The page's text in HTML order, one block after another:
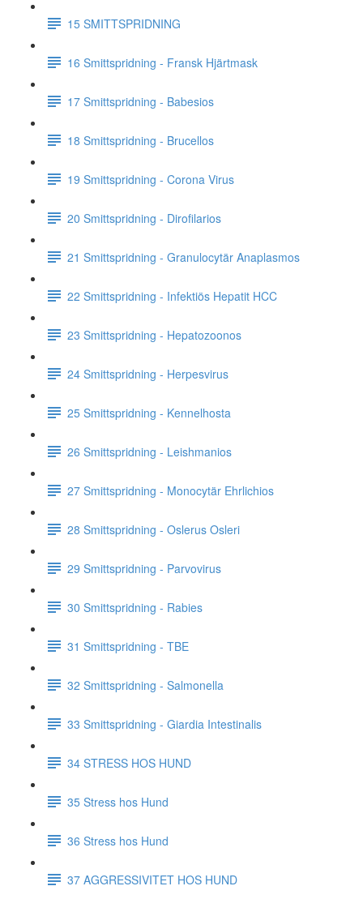
15 SMITTSPRIDNING
16 Smittspridning - Fransk Hjärtmask
17 Smittspridning - Babesios
18 Smittspridning - Brucellos
19 Smittspridning - Corona Virus
20 Smittspridning - Dirofilarios
21 Smittspridning - Granulocytär Anaplasmos
22 Smittspridning - Infektiös Hepatit HCC
23 Smittspridning - Hepatozoonos
24 Smittspridning - Herpesvirus
25 Smittspridning - Kennelhosta
26 Smittspridning - Leishmanios
27 Smittspridning - Monocytär Ehrlichios
28 Smittspridning - Oslerus Osleri
29 Smittspridning - Parvovirus
30 Smittspridning - Rabies
31 Smittspridning - TBE
32 Smittspridning - Salmonella
33 Smittspridning - Giardia Intestinalis
34 STRESS HOS HUND
35 Stress hos Hund
36 Stress hos Hund
37 AGGRESSIVITET HOS HUND